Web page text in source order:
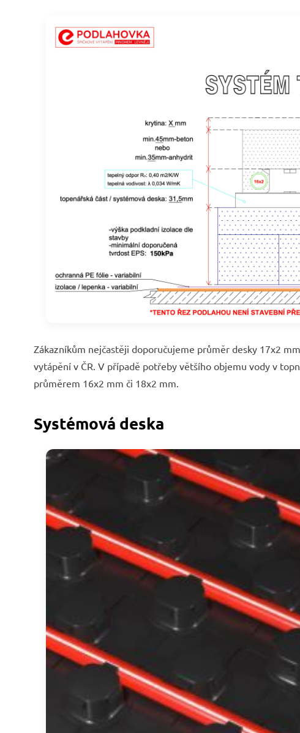
Zákazníkům nejčastěji doporučujeme průměr desky 17x2
vytápění v ČR. V případě potřeby většího objemu vody v
průměrem 16x2 mm či 18x2 mm.
Systémová deska